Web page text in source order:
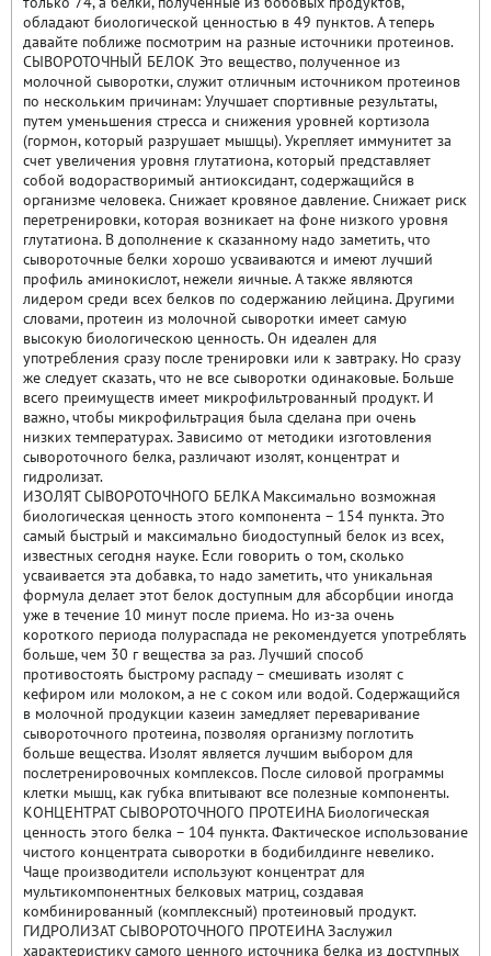
обладают биологической ценностью в 49 пунктов. А теперь
давайте поближе посмотрим на разные источники протеинов.
СЫВОРОТОЧНЫЙ БЕЛОК Это вещество, полученное из
молочной сыворотки, служит отличным источником протеинов
по нескольким причинам: Улучшает спортивные результаты,
путем уменьшения стресса и снижения уровней кортизола
(гормон, который разрушает мышцы). Укрепляет иммунитет за
счет увеличения уровня глутатиона, который представляет
собой водорастворимый антиоксидант, содержащийся в
организме человека. Снижает кровяное давление. Снижает риск
перетренировки, которая возникает на фоне низкого уровня
глутатиона. В дополнение к сказанному надо заметить, что
сывороточные белки хорошо усваиваются и имеют лучший
профиль аминокислот, нежели яичные. А также являются
лидером среди всех белков по содержанию лейцина. Другими
словами, протеин из молочной сыворотки имеет самую
высокую биологическою ценность. Он идеален для
употребления сразу после тренировки или к завтраку. Но сразу
же следует сказать, что не все сыворотки одинаковые. Больше
всего преимуществ имеет микрофильтрованный продукт. И
важно, чтобы микрофильтрация была сделана при очень
низких температурах. Зависимо от методики изготовления
сывороточного белка, различают изолят, концентрат и
гидролизат.
ИЗОЛЯТ СЫВОРОТОЧНОГО БЕЛКА Максимально возможная
биологическая ценность этого компонента – 154 пункта. Это
самый быстрый и максимально биодоступный белок из всех,
известных сегодня науке. Если говорить о том, сколько
усваивается эта добавка, то надо заметить, что уникальная
формула делает этот белок доступным для абсорбции иногда
уже в течение 10 минут после приема. Но из-за очень
короткого периода полураспада не рекомендуется употреблять
больше, чем 30 г вещества за раз. Лучший способ
противостоять быстрому распаду – смешивать изолят с
кефиром или молоком, а не с соком или водой. Содержащийся
в молочной продукции казеин замедляет переваривание
сывороточного протеина, позволяя организму поглотить
больше вещества. Изолят является лучшим выбором для
послетренировочных комплексов. После силовой программы
клетки мышц, как губка впитывают все полезные компоненты.
КОНЦЕНТРАТ СЫВОРОТОЧНОГО ПРОТЕИНА Биологическая
ценность этого белка – 104 пункта. Фактическое использование
чистого концентрата сыворотки в бодибилдинге невелико.
Чаще производители используют концентрат для
мультикомпонентных белковых матриц, создавая
комбинированный (комплексный) протеиновый продукт.
ГИДРОЛИЗАТ СЫВОРОТОЧНОГО ПРОТЕИНА Заслужил
характеристику самого ценного источника белка из доступных